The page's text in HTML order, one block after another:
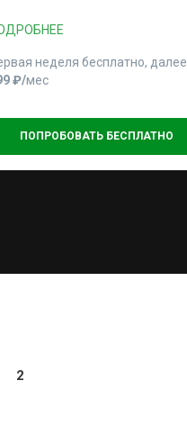
неделя бесплатно, далее
₽⁠/⁠мес
ПОПРОБОВАТЬ БЕСПЛАТНО
2